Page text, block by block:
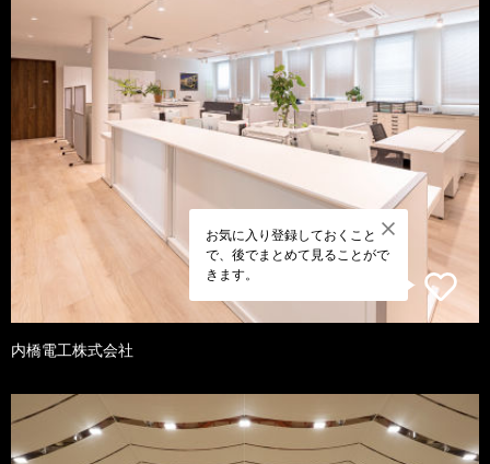
お気に入り登録しておくこと
で、後でまとめて見ることがで
きます。
内橋電工株式会社